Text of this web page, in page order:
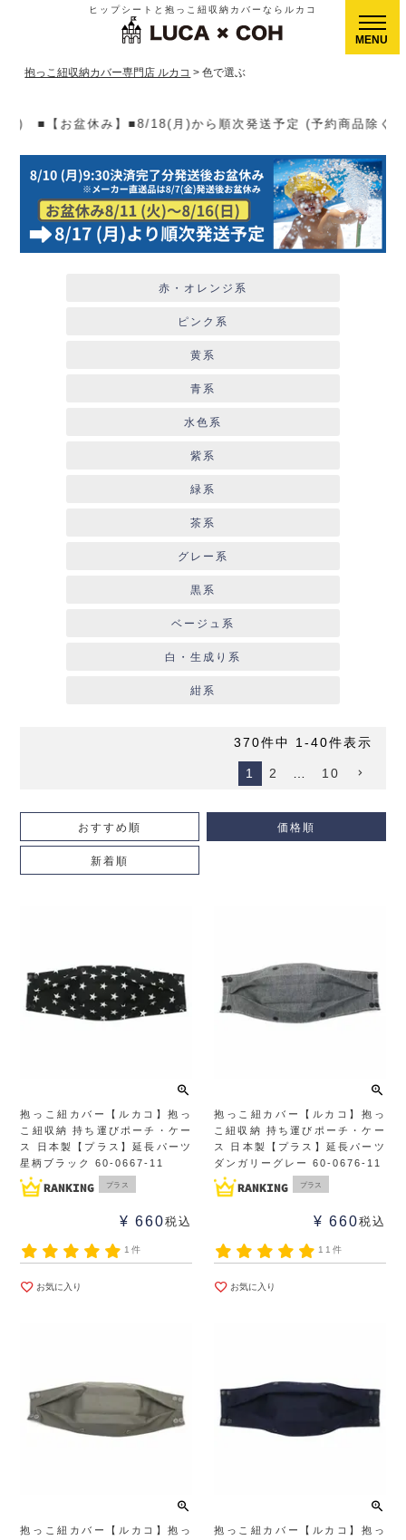
ヒップシートと抱っこ紐収納カバーならルカコ
抱っこ紐収納カバー専門店 ルカコ 色で選ぶ
発送予定 (予約商品除く)▶【送料】ゆうパケット400円(
赤・オレンジ系
ピンク系
黄系
青系
水色系
紫系
緑系
茶系
グレー系
黒系
ベージュ系
白・生成り系
紺系
おすすめ順 価格順
新着順
370件中 1 -40件表示
1 2 10
抱っこ紐カバー【ルカコ】抱っ
こ紐収納 持ち運びポーチ・ケー
ス 日本製【プラス】延長パーツ
星柄ブラック 60-0667-11
プラス
¥ 660税込
1件
お気に入り
抱っこ紐カバー【ルカコ】抱っ
こ紐収納 持ち運びポーチ・ケー
ス 日本製【プラス】延長パーツ
ダンガリーグレー 60-0676-11
プラス
¥ 660税込
11件
お気に入り
抱っこ紐カバー【ルカコ】抱っ
抱っこ紐カバー【ルカコ】抱っ